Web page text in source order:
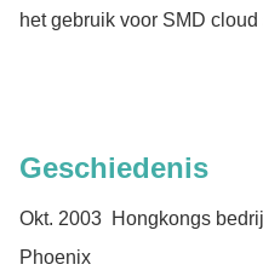
het gebruik voor SMD
Geschiedenis
Okt. 2003 Hongkongs
Phoenix